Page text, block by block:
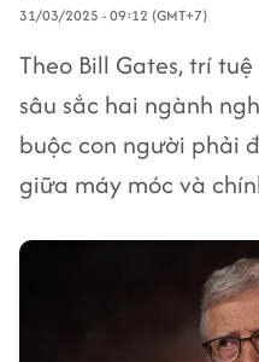
31/03/2025 - 09:12 (GMT+7)
Theo Bill Gates, trí
sâu sắc hai ngành
buộc con người phải
giữa máy móc và